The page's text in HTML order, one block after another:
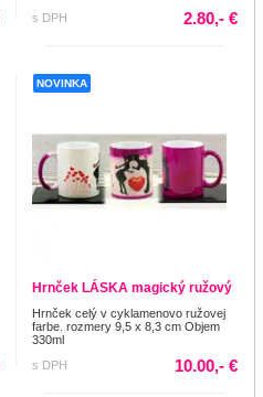
s DPH 2.80,- €
NOVINKA
Hrnček LÁSKA magický ružový
Hrnček celý v cyklamenovo ružovej
farbe. rozmery 9,5 x 8,3 cm Objem
330ml
s DPH
10.00,- €